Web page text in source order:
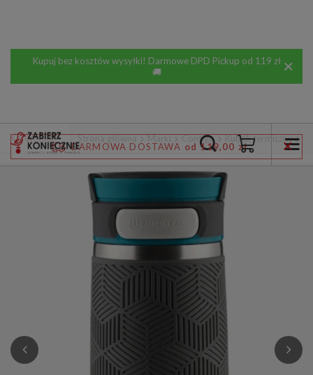
Kupuj bez kosztów wysyłki! Darmowe DPD Pickup od 119 zł
🚚
DARMOWA DOSTAWA od 119,00 zł
Wstecz Strona główna Marki Contigo Kubek termiczny z